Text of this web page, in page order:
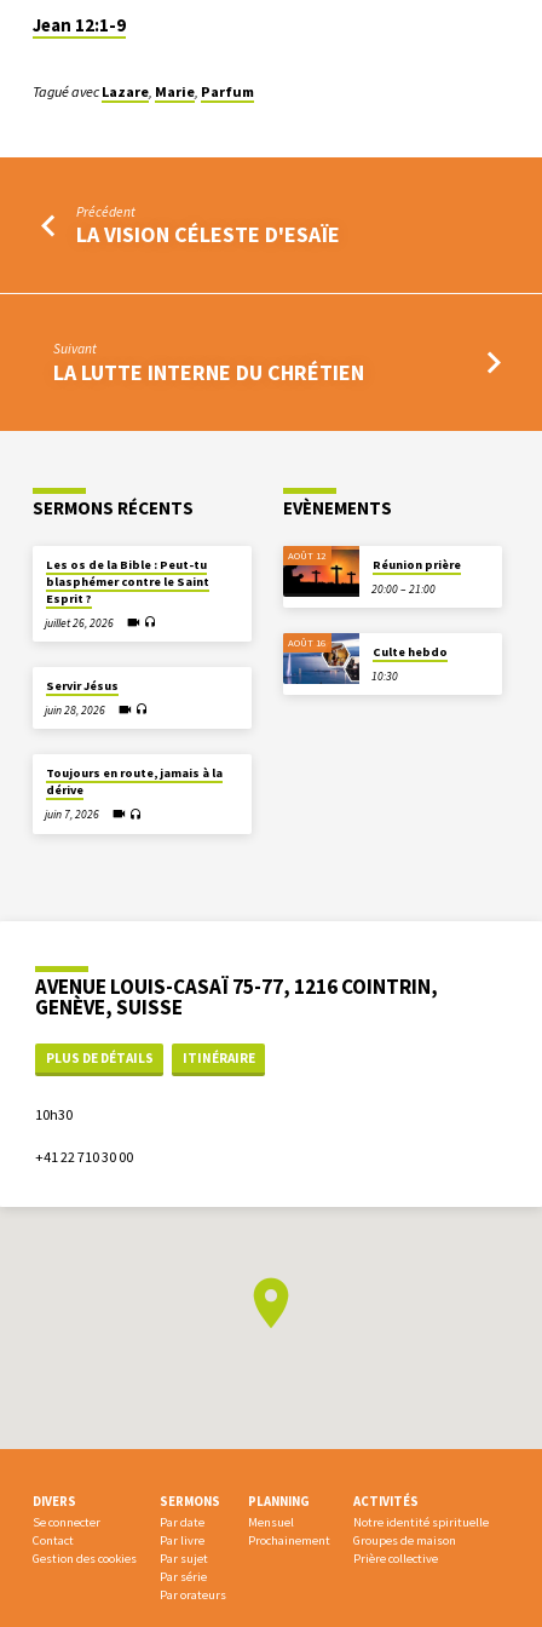
Jean 12:1-9
Tagué avec Lazare, Marie, Parfum
Précédent
LA VISION CÉLESTE D'ESAÏE
Suivant
LA LUTTE INTERNE DU CHRÉTIEN
SERMONS RÉCENTS
Les os de la Bible : Peut-tu
blasphémer contre le Saint
Esprit ?
juillet 26, 2026
Servir Jésus
juin 28, 2026
Toujours en route, jamais à la
dérive
juin 7, 2026
EVÈNEMENTS
AOÛT 12
Réunion prière
20:00 – 21:00
AOÛT 16
Culte hebdo
10:30
AVENUE LOUIS-CASAÏ 75-77, 1216 COINTRIN,
GENÈVE, SUISSE
PLUS DE DÉTAILS ITINÉRAIRE
10h30
+41 22 710 30 00
DIVERS
Se connecter
Contact
Gestion des cookies
SERMONS
Par date
Par livre
Par sujet
Par série
Par orateurs
PLANNING
Mensuel
Prochainement
ACTIVITÉS
Notre identité spirituelle
Groupes de maison
Prière collective